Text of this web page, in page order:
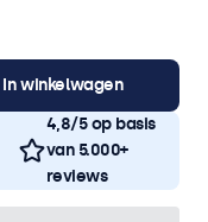
In winkelwagen
4,8/5 op basis
van 5.000+
reviews